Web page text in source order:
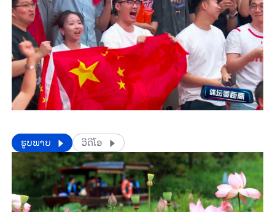
​​ຮູບພາບ ວີດີໂອ